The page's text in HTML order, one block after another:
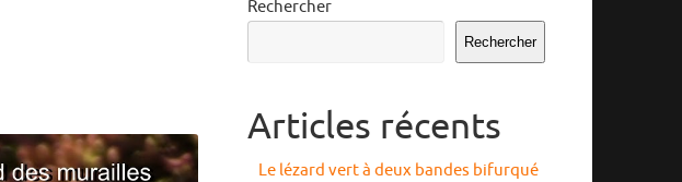
Rechercher
Rechercher
Articles récents
Le lézard vert à deux bandes bifurqué